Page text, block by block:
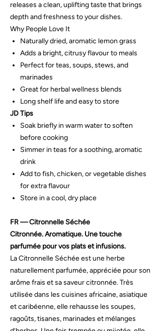
releases a clean, uplifting taste that brings
depth and freshness to your dishes.
Why People Love It
Naturally dried, aromatic lemon grass
Adds a bright, citrusy flavour to meals
Perfect for teas, soups, stews, and
marinades
Great for herbal wellness blends
Long shelf life and easy to store
JD Tips
Soak briefly in warm water to soften
before cooking
Simmer in teas for a soothing, aromatic
drink
Add to fish, chicken, or vegetable dishes
for extra flavour
Store in a cool, dry place
FR — Citronnelle Séchée
Citronnée. Aromatique. Une touche
parfumée pour vos plats et infusions.
La Citronnelle Séchée est une herbe
naturellement parfumée, appréciée pour son
arôme frais et sa saveur citronnée. Très
utilisée dans les cuisines africaine, asiatique
et caribéenne, elle rehausse les soupes,
ragoûts, tisanes, marinades et mélanges